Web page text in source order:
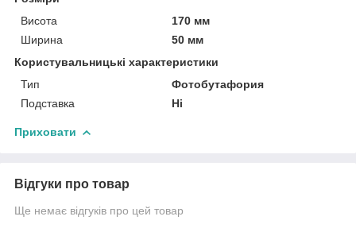
Висота
170 мм
Ширина
50 мм
Користувальницькі характеристики
Тип
Фотобутафория
Подставка
Ні
Приховати
Відгуки про товар
Ще немає відгуків про цей товар